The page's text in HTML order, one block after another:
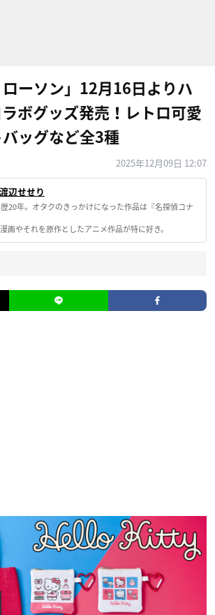
ーソン」12月16日よりハ
ボグッズ発売！レトロ可愛
ッグなど全3種
2025年12月09日 12:07
渡辺せせり
20年。オタクのきっかけになった作品は『名探偵コナ
画やそれを原作としたアニメ作品が特に好き。